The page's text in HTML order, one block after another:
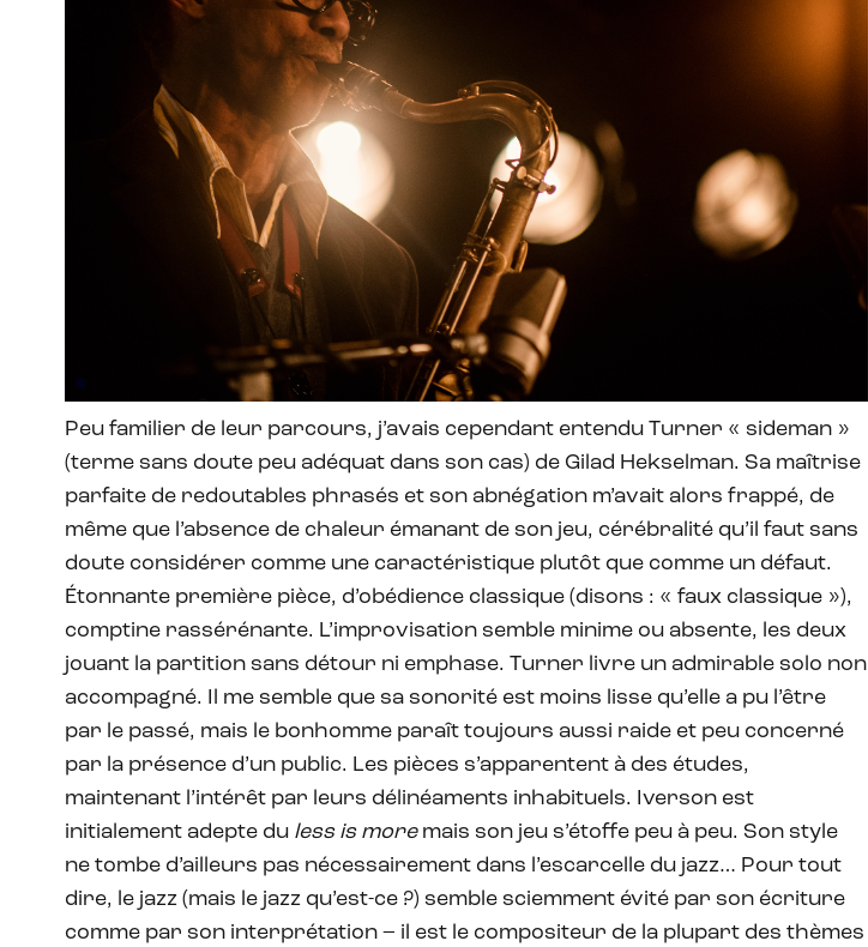
Peu familier de leur parcours, j’avais cependant entendu Turner « sideman »
(terme sans doute peu adéquat dans son cas) de Gilad Hekselman. Sa maîtrise
parfaite de redoutables phrasés et son abnégation m’avait alors frappé, de
même que l’absence de chaleur émanant de son jeu, cérébralité qu’il faut sans
doute considérer comme une caractéristique plutôt que comme un défaut.
Étonnante première pièce, d’obédience classique (disons : « faux classique »),
comptine rassérénante. L’improvisation semble minime ou absente, les deux
jouant la partition sans détour ni emphase. Turner livre un admirable solo non
accompagné. Il me semble que sa sonorité est moins lisse qu’elle a pu l’être
par le passé, mais le bonhomme paraît toujours aussi raide et peu concerné
par la présence d’un public. Les pièces s’apparentent à des études,
maintenant l’intérêt par leurs délinéaments inhabituels. Iverson est
initialement adepte du less is moremais son jeu s’étoffe peu à peu. Son style
ne tombe d’ailleurs pas nécessairement dans l’escarcelle du jazz… Pour tout
dire, le jazz (mais le jazz qu’est-ce ?) semble sciemment évité par son écriture
comme par son interprétation – il est le compositeur de la plupart des thèmes